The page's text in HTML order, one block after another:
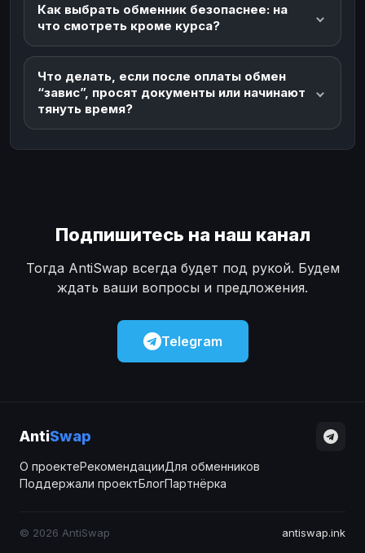
Как выбрать обменник безопаснее: на
что смотреть кроме курса?
Что делать, если после оплаты обмен
“завис”, просят документы или начинают
тянуть время?
Подпишитесь на наш канал
Тогда AntiSwap всегда будет под рукой. Будем
ждать ваши вопросы и предложения.
Telegram
AntiSwap
О проектеРекомендацииДля обменников
Поддержали проектБлогПартнёрка
© 2026 AntiSwap antiswap.ink